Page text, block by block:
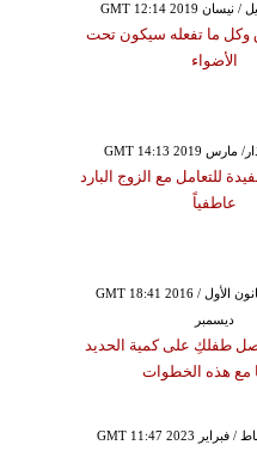
وكل ما تفعله سيكون تحت
الأضواء
للتعامل مع الزوج البارد
عاطفياً
GMT 18:41 2016 الخميس ,22 كانون الأول /
ديسمبر
طفلكِ على كمية الحديد
مع هذه الخطوات